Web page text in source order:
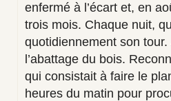
enfermé à l’écart et, en
trois mois. Chaque nuit,
quotidiennement son
l’abattage du bois.
qui consistait à faire le
heures du matin pour